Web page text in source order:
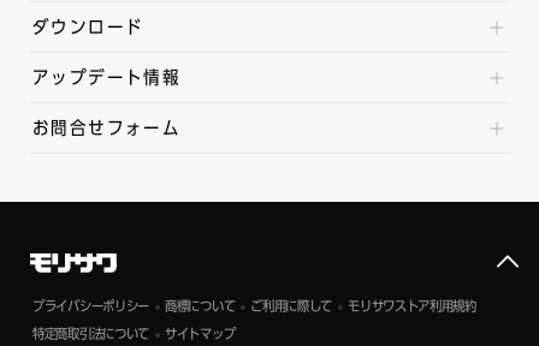
ダウンロード
アップデート情報
お問合せフォーム
プライバシーポリシー 商標について ご利用に際して モリサワストア利用規約
特定商取引法について サイトマップ